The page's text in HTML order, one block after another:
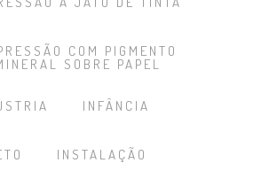
COM PIGMENTO
SOBRE PAPEL
INFÂNCIA
INSTALAÇÃO